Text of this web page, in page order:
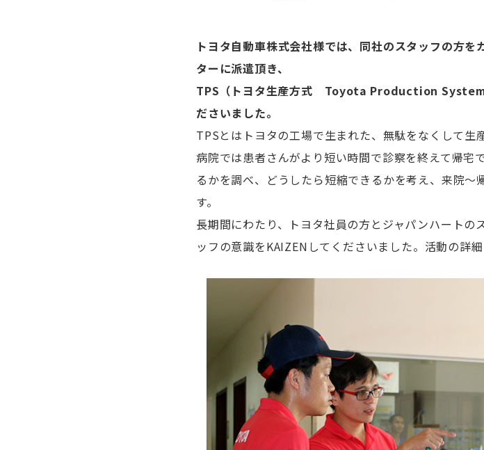
トヨタ自動車株式会社様では、同社のスタッフの方
ターに派遣頂き、
TPS（トヨタ生産方式 Toyota Production System
ださいました。
TPSとはトヨタの工場で生まれた、無駄をなくして生
病院では患者さんがより短い時間で診察を終えて帰宅
るかを調べ、どうしたら短縮できるかを考え、来院
す。
長期間にわたり、トヨタ社員の方とジャパンハート
ッフの意識をKAIZENしてくださいました。活動の詳